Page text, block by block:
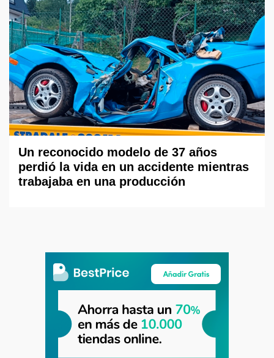
Un reconocido modelo de 37 años
perdió la vida en un accidente mientras
trabajaba en una producción